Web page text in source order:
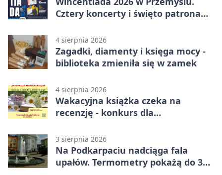
Cztery koncerty i święto patrona
4 sierpnia 2026
Zagadki, diamenty i księga mocy -
biblioteka zmieniła się w zamek
4 sierpnia 2026
Wakacyjna książka czeka na
recenzję - konkurs dla
3 sierpnia 2026
Na Podkarpaciu nadciąga fala
upałów. Termometry pokażą do 36